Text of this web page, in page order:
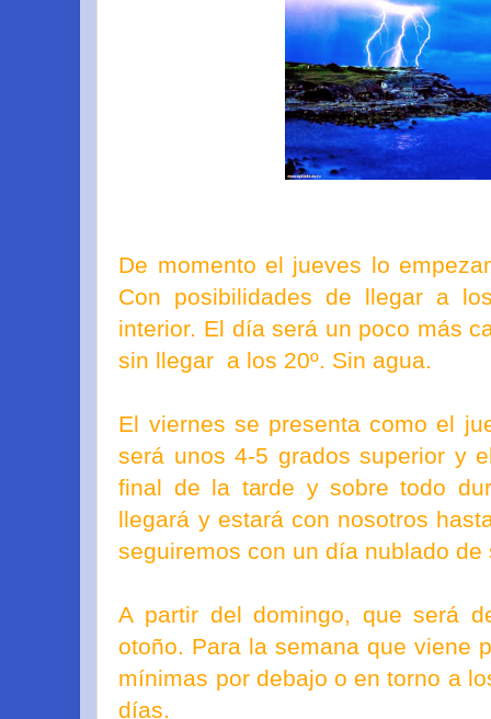
De momento el jueves lo
Con posibilidades de llegar a
interior. El día será un poco más
sin llegar a los 20º. Sin agua.
El viernes se presenta como el
será unos 4-5 grados superior y
final de la tarde y sobre todo
llegará y estará con nosotros
seguiremos con un día nublado de
A partir del domingo, que será
otoño. Para la semana que viene
mínimas por debajo o en torno a
días.